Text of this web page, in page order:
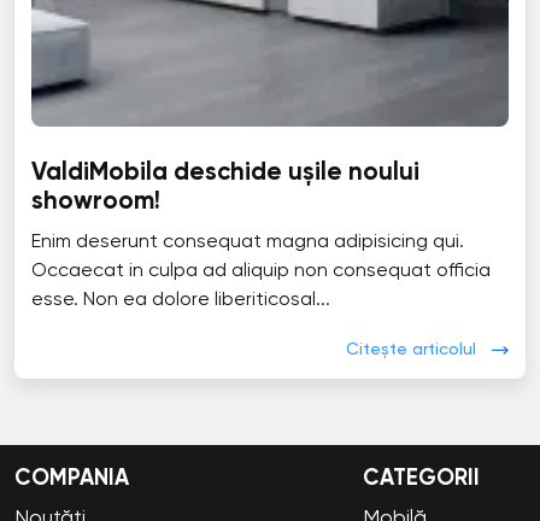
ValdiMobila deschide ușile noului
showroom!
Enim deserunt consequat magna adipisicing qui.
Occaecat in culpa ad aliquip non consequat officia
esse. Non ea dolore liberiticosal...
Citește articolul
COMPANIA CATEGORII